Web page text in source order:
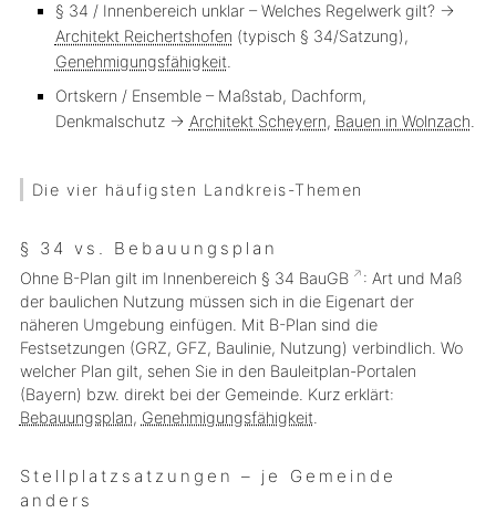
§ 34 / Innenbereich unklar– Welches Regelwerk gilt? →
Architekt Reichertshofen (typisch § 34/Satzung),
Genehmigungsfähigkeit
Ortskern / Ensemble– Maßstab, Dachform,
Denkmalschutz → Architekt Scheyern, Bauen in Wolnzach
Die vier häufigsten Landkreis-Themen
§ 34 vs. Bebauungsplan
Ohne B-Plan gilt im Innenbereich § 34 BauGB
: Art und Maß
der baulichen Nutzung müssen sich in die Eigenart der
näheren Umgebung einfügen. Mit B-Plan sind die
Festsetzungen (GRZ, GFZ, Baulinie, Nutzung) verbindlich. Wo
welcher Plan gilt, sehen Sie in den Bauleitplan-Portalen
(Bayern) bzw. direkt bei der Gemeinde. Kurz erklärt:
Bebauungsplan, Genehmigungsfähigkeit
Stellplatzsatzungen – je Gemeinde
anders